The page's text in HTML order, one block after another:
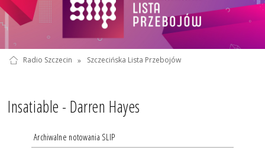
Radio Szczecin » Szczecińska Lista Przebojów
Insatiable - Darren Hayes
Archiwalne notowania SLIP